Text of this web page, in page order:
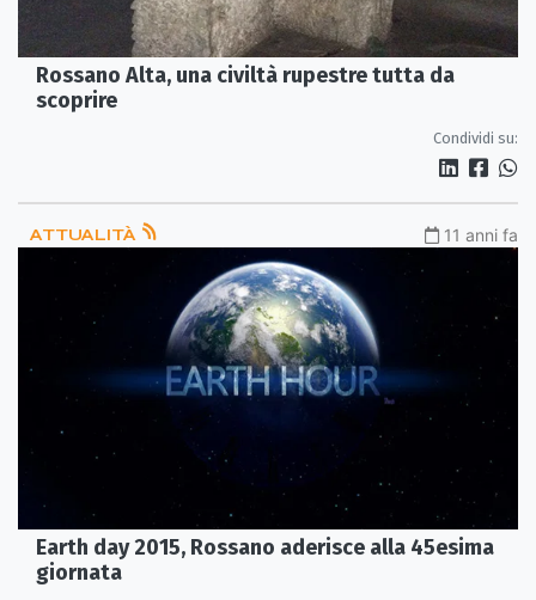
Rossano Alta, una civiltà rupestre tutta da
scoprire
Condividi su:
ATTUALITÀ 11 anni fa
Earth day 2015, Rossano aderisce alla 45esima
giornata